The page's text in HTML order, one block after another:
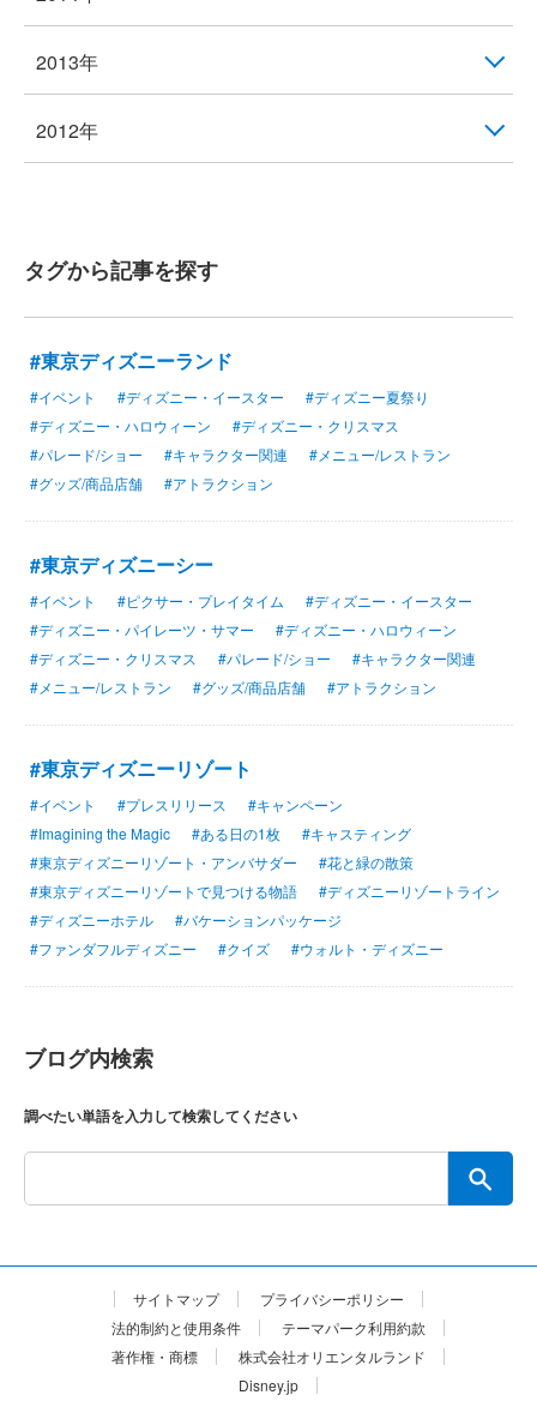
2013年
2012年
タグから記事を探す
#東京ディズニーランド
#イベント #ディズニー・イースター
#ディズニー夏祭り
#ディズニー・ハロウィーン
#ディズニー・クリスマス
#パレード/ショー
#キャラクター関連
#メニュー/レストラン
#グッズ/商品店舗
#アトラクション
#東京ディズニーシー
#イベント #ピクサー・プレイタイム
#ディズニー・イースター
#ディズニー・パイレーツ・サマー
#ディズニー・ハロウィーン
#ディズニー・クリスマス
#パレード/ショー
#キャラクター関連
#メニュー/レストラン
#グッズ/商品店舗 #アトラクション
#東京ディズニーリゾート
#イベント #プレスリリース
#キャンペーン
#Imagining the Magic
#ある日の1枚
#キャスティング
#東京ディズニーリゾート・アンバサダー
#花と緑の散策
#東京ディズニーリゾートで見つける物語
#ディズニーリゾートライン
#ディズニーホテル
#バケーションパッケージ
#ファンダフルディズニー
#クイズ #ウォルト・ディズニー
ブログ内検索
調べたい単語を入力して検索してください
サイトマップ
プライバシーポリシー
法的制約と使用条件
テーマパーク利用約款
著作権・商標
株式会社オリエンタルランド
Disney.jp